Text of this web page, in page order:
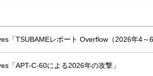
「TSUBAMEレポート Overflow（2026年4～6
「APT-C-60による2026年の攻撃」